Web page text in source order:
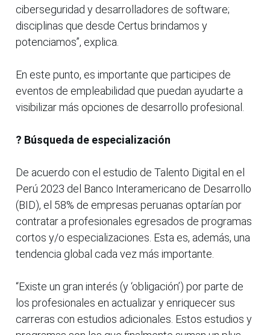
ciberseguridad y desarrolladores de software;
disciplinas que desde Certus brindamos y
potenciamos”, explica.
En este punto, es importante que participes de
eventos de empleabilidad que puedan ayudarte a
visibilizar más opciones de desarrollo profesional.
? Búsqueda de especialización
De acuerdo con el estudio de Talento Digital en el
Perú 2023 del Banco Interamericano de Desarrollo
(BID), el 58% de empresas peruanas optarían por
contratar a profesionales egresados de programas
cortos y/o especializaciones. Esta es, además, una
tendencia global cada vez más importante.
“Existe un gran interés (y ‘obligación’) por parte de
los profesionales en actualizar y enriquecer sus
carreras con estudios adicionales. Estos estudios y